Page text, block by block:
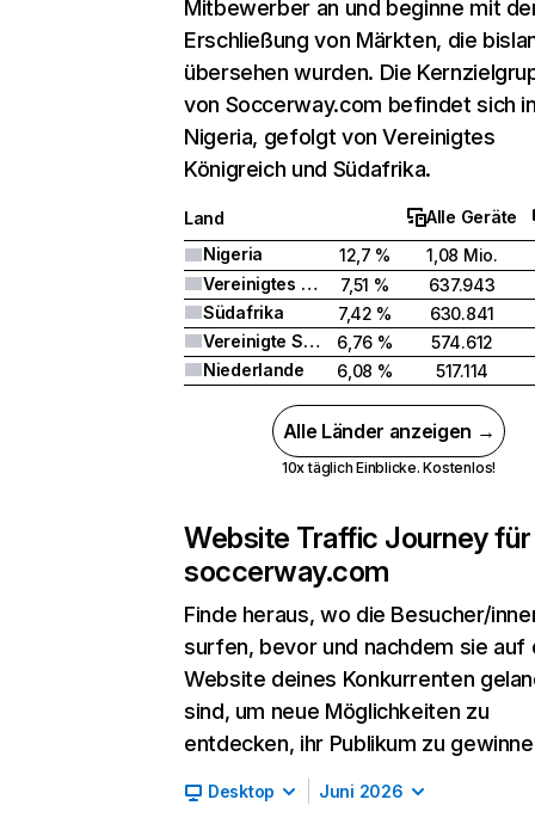
Mitbewerber an und beginne mit
Erschließung von Märkten, die
übersehen wurden. Die
von Soccerway.com befindet sich
Nigeria, gefolgt von Vereinigtes
Königreich und Südafrika.
Land
Alle Geräte
Nigeria
12,7 %
1,08 Mio.
Vereinigtes Königreich
7,51 %
637.943
Südafrika
7,42 %
630.841
Vereinigte Staaten
6,76 %
574.612
Niederlande
6,08 % 517.114
Alle Länder anzeigen →
10x täglich Einblicke. Kostenlos!
Website Traffic Journey für
soccerway.com
Finde heraus, wo die Besucher/
surfen, bevor und nachdem sie auf
Website deines Konkurrenten
sind, um neue Möglichkeiten zu
entdecken, ihr Publikum zu
Desktop Juni 2026